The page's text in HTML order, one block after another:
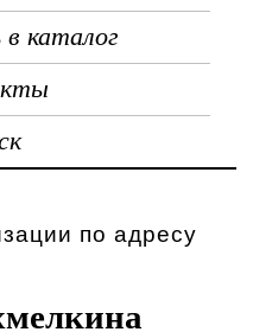
каталог
по адресу